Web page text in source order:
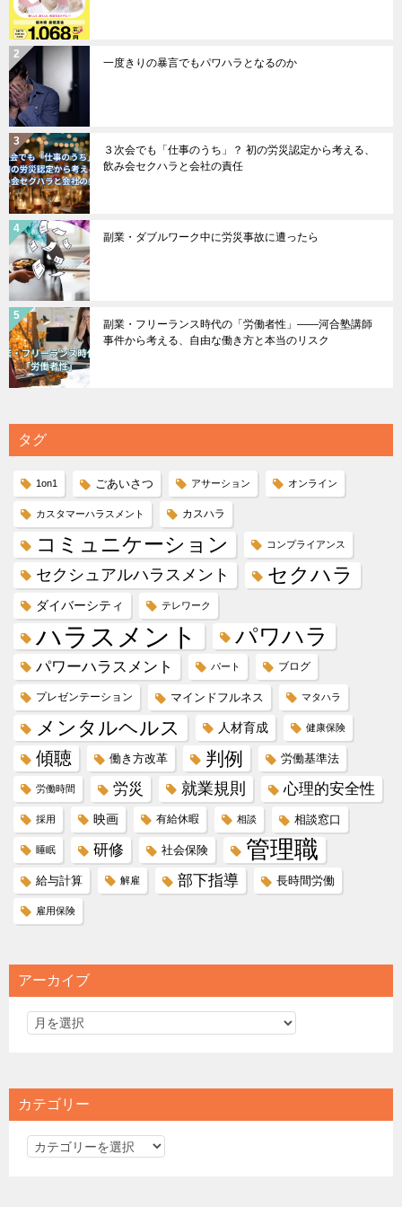
一度きりの暴言でもパワハラとなるのか
３次会でも「仕事のうち」？ 初の労災認定から考える、
飲み会セクハラと会社の責任
副業・ダブルワーク中に労災事故に遭ったら
副業・フリーランス時代の「労働者性」――河合塾講師
事件から考える、自由な働き方と本当のリスク
タグ
1on1 ごあいさつ アサーション オンライン
カスタマーハラスメント カスハラ
コミュニケーション コンプライアンス
セクシュアルハラスメント セクハラ
ダイバーシティ テレワーク
ハラスメント パワハラ
パワーハラスメント パート ブログ
プレゼンテーション マインドフルネス マタハラ
メンタルヘルス 人材育成 健康保険
傾聴 働き方改革 判例 労働基準法
労働時間 労災 就業規則 心理的安全性
採用 映画 有給休暇 相談 相談窓口
睡眠 研修 社会保険 管理職
給与計算 解雇 部下指導 長時間労働
雇用保険
アーカイブ
カテゴリー
カ